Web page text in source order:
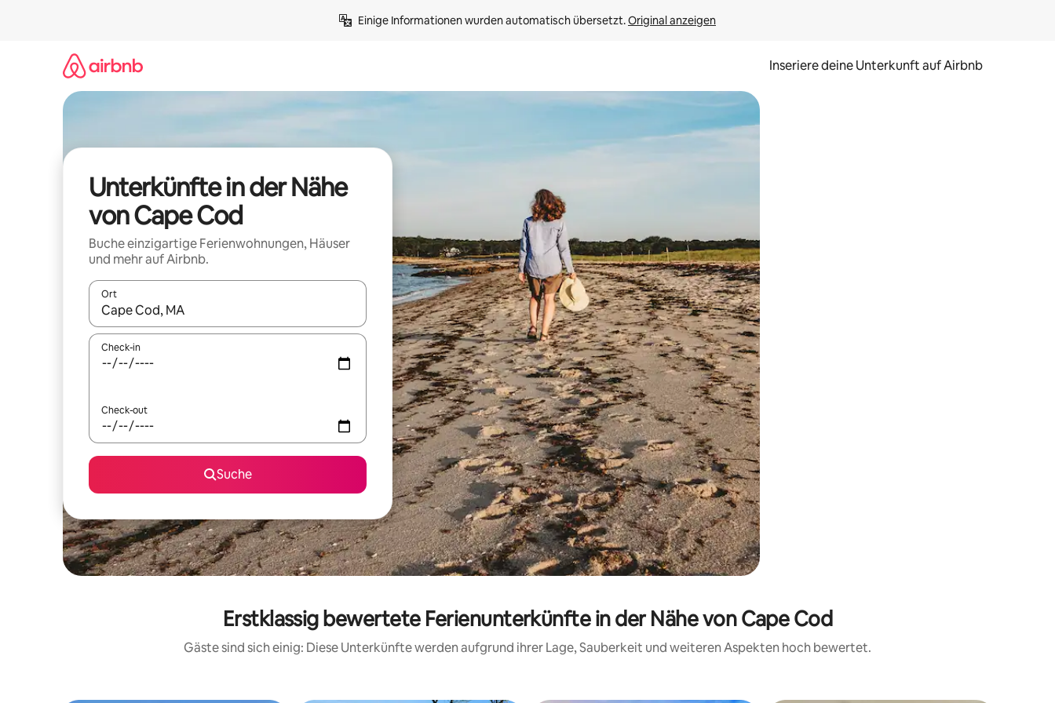
Einige Informationen wurden automatisch übersetzt. Original anzeigen
Inseriere deine Unterkunft auf Airbnb
Unterkünfte in der Nähe
von Cape Cod
Buche einzigartige Ferienwohnungen, Häuser
und mehr auf Airbnb.
Ort
Wenn Ergebnisse verfügbar sind, navigiere mit den Pfeiltasten nach oben und unten oder erkunde die Ergebnisse durch Berühren oder Wischgesten.
Check-in
Check-out
Suche
Erstklassig bewertete Ferienunterkünfte in der Nähe von Cape Cod
Gäste sind sich einig: Diese Unterkünfte werden aufgrund ihrer Lage, Sauberkeit und weiteren Aspekten hoch bewertet.